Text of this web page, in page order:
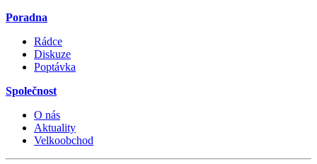
Poradna
Rádce
Diskuze
Poptávka
Společnost
O nás
Aktuality
Velkoobchod